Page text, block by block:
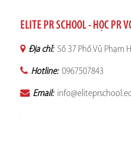
ELITE PR SCHOOL - HỌC PR
Địa chỉ: Số 37 Phố Vũ Phạm
Hotline: 0967507843
Email: